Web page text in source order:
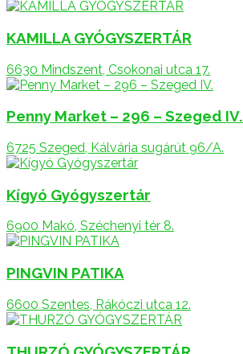
KAMILLA GYÓGYSZERTÁR
6630 Mindszent, Csokonai utca 17.
Penny Market – 296 – Szeged IV.
6725 Szeged, Kálvária sugárút 96/A.
Kígyó Gyógyszertár
6900 Makó, Széchenyi tér 8.
PINGVIN PATIKA
6600 Szentes, Rákóczi utca 12.